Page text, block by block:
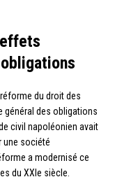
du droit des
général des obligations
civil napoléonien avait
une société
a modernisé ce
du XXIe siècle.